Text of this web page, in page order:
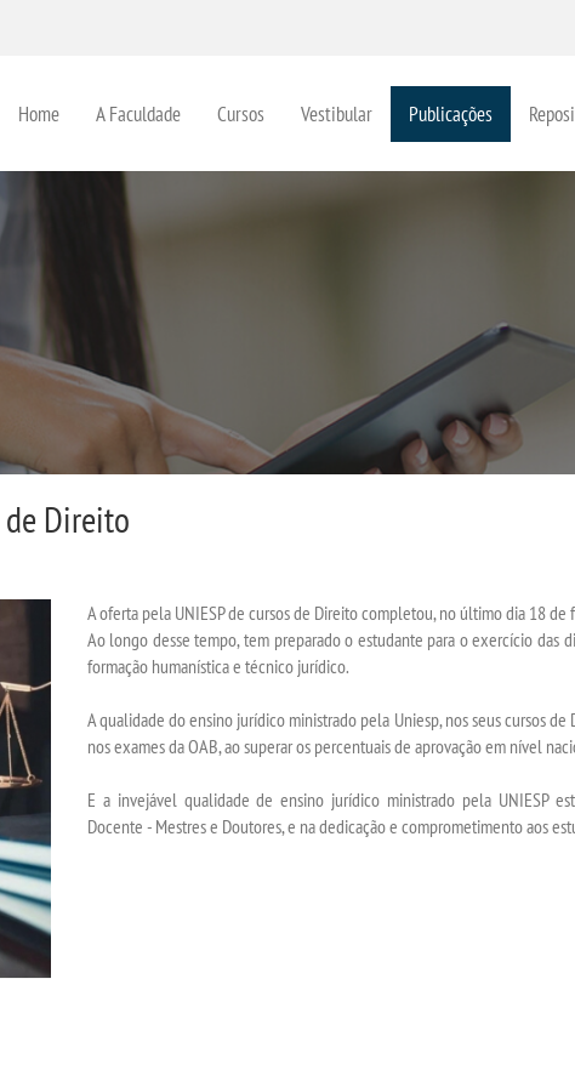
Home A Faculdade Cursos Vestibular Publicações
Direito
A oferta pela UNIESP de cursos de Direito completou, no último dia 18 de
Ao longo desse tempo, tem preparado o estudante para o exercício das
formação humanística e técnico jurídico.
A qualidade do ensino jurídico ministrado pela Uniesp, nos seus cursos
nos exames da OAB, ao superar os percentuais de aprovação em nível
E a invejável qualidade de ensino jurídico ministrado pela UNIESP
Docente - Mestres e Doutores, e na dedicação e comprometimento aos